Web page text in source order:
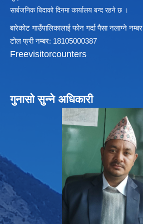
सार्बजनिक बिदाको दिनमा कार्यालय बन्द रहने छ ।
बारेकोट गाउँपालिकालाई फोन गर्दा पैसा नलाग्ने नम्बर
टोल फ्री नम्बर: 18105000387
Freevisitorcounters
गुनासो सुन्ने अधिकारी